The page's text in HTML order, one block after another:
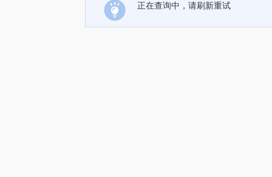
正在查询中，请刷新重试